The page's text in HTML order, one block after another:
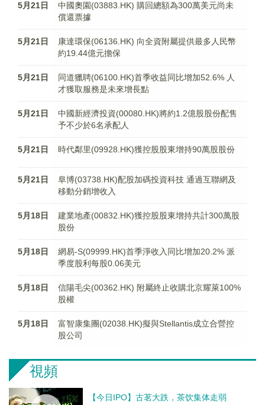
5月21日
中國奧園(03883.HK) 購回總額為300萬美元尚未
償還票據
5月21日
康達環保(06136.HK) 向全資附屬提供最多人民幣
約19.44億元擔保
5月21日
同道獵聘(06100.HK)首季收益同比增加52.6% 人
才獲取服務是未來增長點
5月21日
中國新經濟投資(00080.HK)將約1.2億股股份配售
予不少於6名承配人
5月21日 時代鄰里(09928.HK)獲控股股東增持90萬股股份
5月21日
阜博(03738.HK)配股加碼投資科技 通過互聯網及
移動分銷增收入
5月18日
建業地產(00832.HK)獲控股股東增持共計300萬股
股份
5月18日
網易-S(09999.HK)首季淨收入同比增加20.2% 派
季度股利每股0.06美元
5月18日
信陽毛尖(00362.HK) 附屬終止收購北京耀萊100%
股權
5月18日
富智康集團(02038.HK)擬與Stellantis成立合營控
股公司
視頻
【今日IPO】古茗大跌，茶饮集体走弱